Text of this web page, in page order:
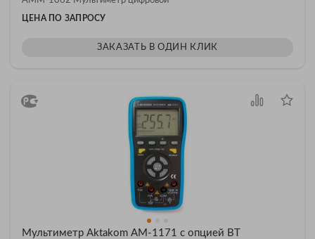
ЦЕНА ПО ЗАПРОСУ
ЗАКАЗАТЬ В ОДИН КЛИК
Мультиметр Aktakom АМ-1171 с опцией BT